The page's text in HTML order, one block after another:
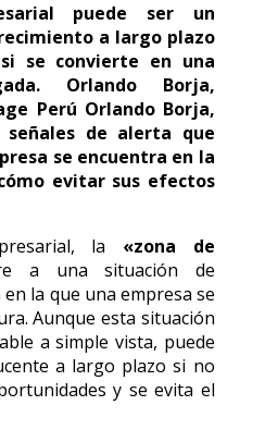
puede ser un
a largo plazo
se convierte en una
Orlando Borja,
Perú Orlando Borja,
de alerta que
se encuentra en la
evitar sus efectos
la «zona de
a una situación de
la que una empresa se
Aunque esta situación
a simple vista, puede
a largo plazo si no
y se evita el